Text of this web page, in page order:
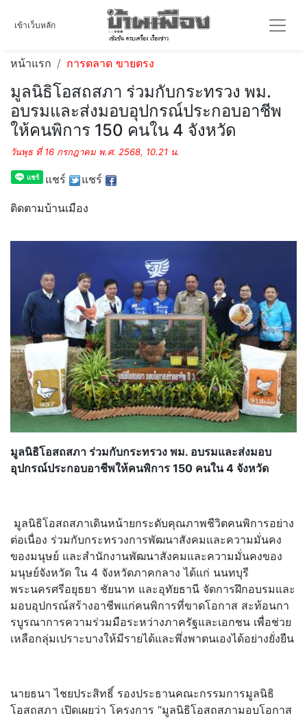
เข้าเว็บหลัก
หน้าแรก การตลาด ขายตรง
มูลนิธิโอสถสภา ร่วมกับกระทรวง พม.
อบรมและส่งมอบอุปกรณ์ประกอบอาชีพ
ให้คนพิการ 150 คนใน 4 จังหวัด
วันพุธ ที่ 16 กรกฎาคม พ.ศ. 2568, 10.21 น.
แชร์ แชร์
ติดตามบ้านเมือง
มูลนิธิโอสถสภา ร่วมกับกระทรวง พม. อบรมและส่งมอบ
อุปกรณ์ประกอบอาชีพให้คนพิการ 150 คนใน 4 จังหวัด
มูลนิธิโอสถสภาเดินหน้ายกระดับคุณภาพชีวิตคนพิการอย่าง
ต่อเนื่อง ร่วมกับกระทรวงการพัฒนาสังคมและความมั่นคง
ของมนุษย์ และสำนักงานพัฒนาสังคมและความมั่นคงของ
มนุษย์จังหวัด ใน 4 จังหวัดภาคกลาง ได้แก่ นนทบุรี
พระนครศรีอยุธยา ชัยนาท และอุทัยธานี จัดการฝึกอบรมและ
มอบอุปกรณ์สร้างอาชีพแก่คนพิการที่ขาดโอกาส สะท้อนกา
รบูรณาการความร่วมมือระหว่างภาครัฐและเอกชน เพื่อช่วย
เหลือกลุ่มเปราะบางให้มีรายได้และพึ่งพาตนเองได้อย่างยั่งยืน
นายธนา ไชยประสิทธิ์ รองประธานคณะกรรมการมูลนิธิ
โอสถสภา เปิดเผยว่า โครงการ “มูลนิธิโอสถสภามอบโอกาส